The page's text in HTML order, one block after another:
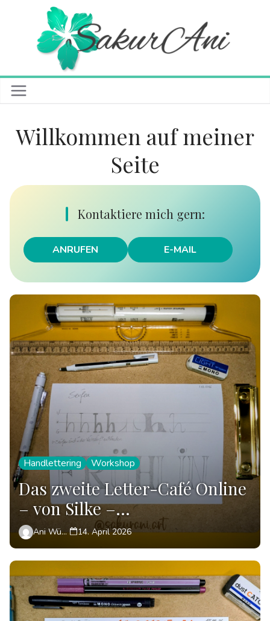
springen
Willkommen auf meiner
Seite
Kontaktiere mich gern:
ANRUFEN E-MAIL
Handlettering Workshop
Das zweite Letter-Café Online
– von Silke –
theLETTERtheBETTER
Ani Wünsch 14. April 2026